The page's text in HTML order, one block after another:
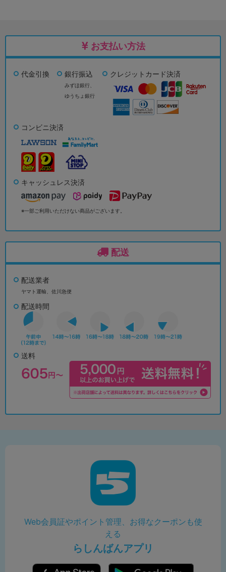
お支払い方法
代金引換 銀行振込
みずほ銀行、
ゆうちょ銀行
クレジットカード決済
コンビニ決済
キャッシュレス決済
※一部ご利用いただけない商品がございます。
配送
配送業者
ヤマト運輸、佐川急便
配送時間
送料
Web会員証やポイント管理、お得なクーポンも使
える
らしんばんアプリ